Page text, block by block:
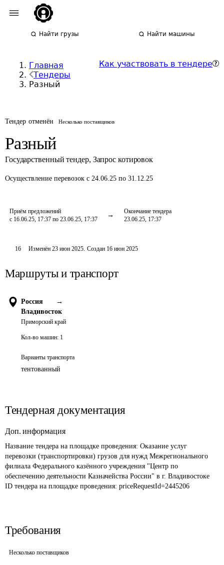
Найти грузы Найти машины
Главная
Тендеры
Разный
Как участвовать в тендере
Тендер отменён Несколько поставщиков
Разный
Государственный тендер, Запрос котировок
Осуществление перевозок с 24.06.25 по 31.12.25
Приём предложений
с 16.06.25, 17:37 по 23.06.25, 17:37
Окончание тендера
23.06.25, 17:37
16 Изменён23 июн 2025. Создан 16 июн 2025
Маршруты и транспорт
Россия
→
Владивосток
Приморский край
Кол-во машин: 1
Варианты транспорта
тентованный
Тендерная документация
Доп. информация
Название тендера на площадке проведения: Оказание услуг
перевозки (транспортировки) грузов для нужд Межрегионального
филиала Федерального казённого учреждения "Центр по
обеспечению деятельности Казначейства России" в г. Владивостоке
ID тендера на площадке проведения: priceRequestId=2445206
Требования
Несколько поставщиков